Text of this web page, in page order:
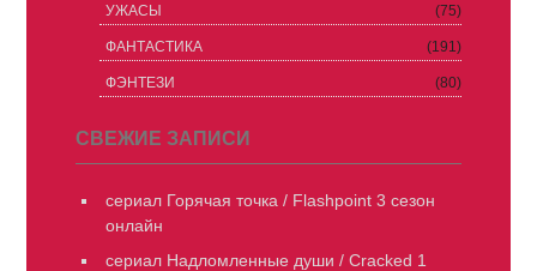
УЖАСЫ (75)
ФАНТАСТИКА (191)
ФЭНТЕЗИ (80)
СВЕЖИЕ ЗАПИСИ
сериал Горячая точка / Flashpoint 3 сезон
онлайн
сериал Надломленные души / Cracked 1